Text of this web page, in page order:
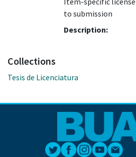
to submission
Description:
Collections
Tesis de Licenciatura